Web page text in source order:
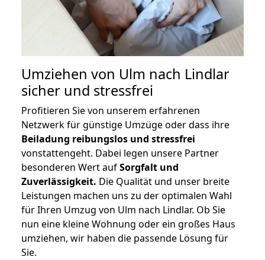
Umziehen von Ulm nach Lindlar
sicher und stressfrei
Profitieren Sie von unserem erfahrenen
Netzwerk für günstige Umzüge oder dass ihre
Beiladung reibungslos und stressfrei
vonstattengeht. Dabei legen unsere Partner
besonderen Wert aufSorgfalt und
Zuverlässigkeit. Die Qualität und unser breite
Leistungen machen uns zu der optimalen Wahl
für Ihren Umzug von Ulm nach Lindlar. Ob Sie
nun eine kleine Wohnung oder ein großes Haus
umziehen, wir haben die passende Lösung für
Sie.